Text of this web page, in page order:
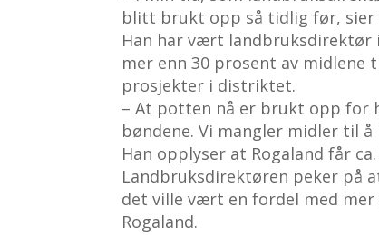
blitt brukt opp så tidlig før, sier
Han har vært
mer enn 30 prosent av
prosjekter i distriktet.
– At potten nå er brukt opp for
bøndene. Vi mangler midler til
Han opplyser at Rogaland får
Landbruksdirektøren peker på
det ville vært en fordel med
Rogaland.